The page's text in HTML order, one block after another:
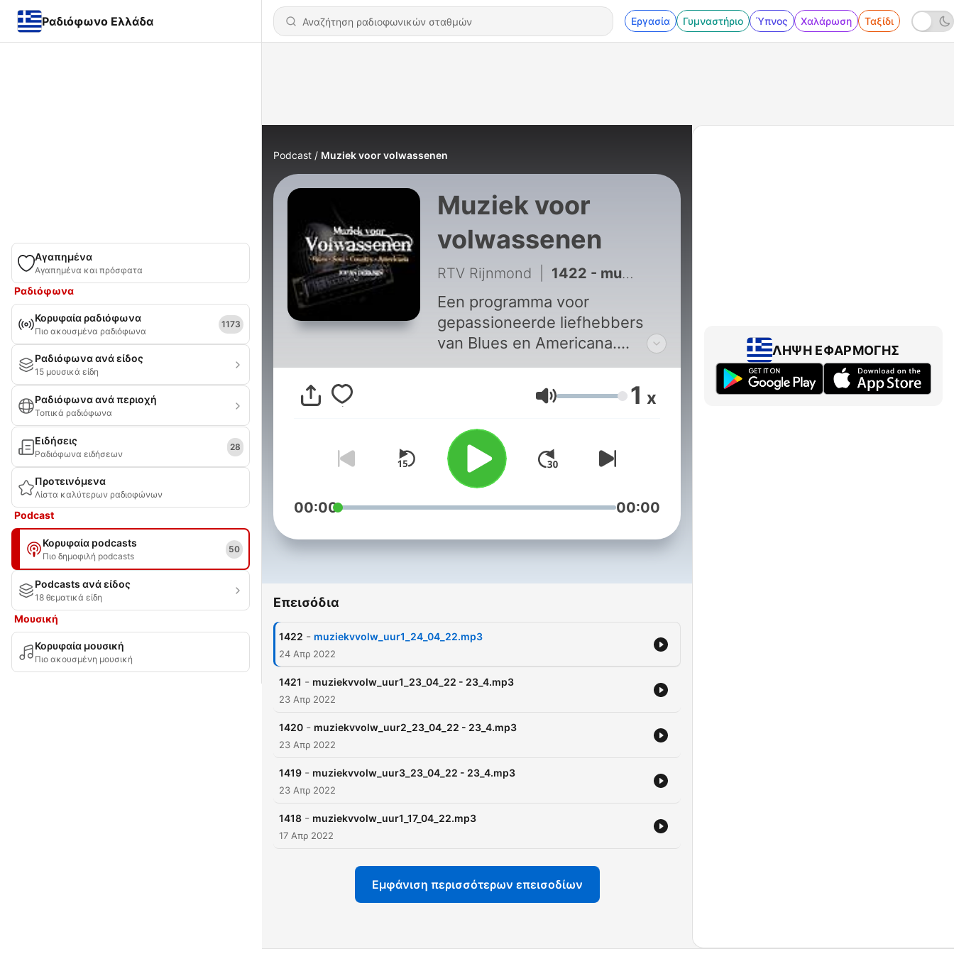
Ραδιόφωνο Ελλάδα Εργασία Γυμναστήριο Ύπνος Χαλάρωση Ταξίδι
Αγαπημένα
Αγαπημένα και πρόσφατα
Ραδιόφωνα
Κορυφαία ραδιόφωνα
Πιο ακουσμένα ραδιόφωνα
1173
Ραδιόφωνα ανά είδος
15 μουσικά είδη
Ραδιόφωνα ανά περιοχή
Τοπικά ραδιόφωνα
Ειδήσεις
Ραδιόφωνα ειδήσεων
28
Προτεινόμενα
Λίστα καλύτερων ραδιοφώνων
Podcast
Κορυφαία podcasts
Πιο δημοφιλή podcasts
50
Podcasts ανά είδος
18 θεματικά είδη
Μουσική
Κορυφαία μουσική
Πιο ακουσμένη μουσική
Podcast Muziek voor volwassenen
Muziek voor
volwassenen
RTV Rijnmond 1422 - muziekvvolw_uur1_24_04_22.mp3
Een programma voor
gepassioneerde liefhebbers
van Blues en Americana.
Iedere zaterdagmorgen bij
Radio Rijnmond, met Johan
Ένταση 1 x
00:00 00:00
Επεισόδια
1422 - muziekvvolw_uur1_24_04_22.mp3
24 Απρ 2022
1421 - muziekvvolw_uur1_23_04_22 - 23_4.mp3
23 Απρ 2022
1420 - muziekvvolw_uur2_23_04_22 - 23_4.mp3
23 Απρ 2022
1419 - muziekvvolw_uur3_23_04_22 - 23_4.mp3
23 Απρ 2022
1418 - muziekvvolw_uur1_17_04_22.mp3
17 Απρ 2022
Εμφάνιση περισσότερων επεισοδίων
ΛΉΨΗ ΕΦΑΡΜΟΓΉΣ